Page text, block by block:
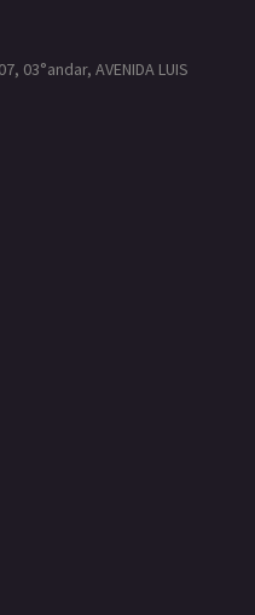
03°andar, AVENIDA LUIS